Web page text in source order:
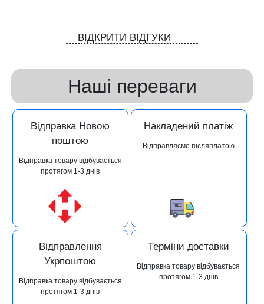
ВІДКРИТИ ВІДГУКИ
Наші переваги
Відправка Новою
поштою
Відправка товару відбувається
протягом 1-3 днів
Накладений платіж
Відправляємо післяплатою
Відправлення
Укрпоштою
Відправка товару відбувається
протягом 1-3 днів
Терміни доставки
Відправка товару відбувається
протягом 1-3 днів